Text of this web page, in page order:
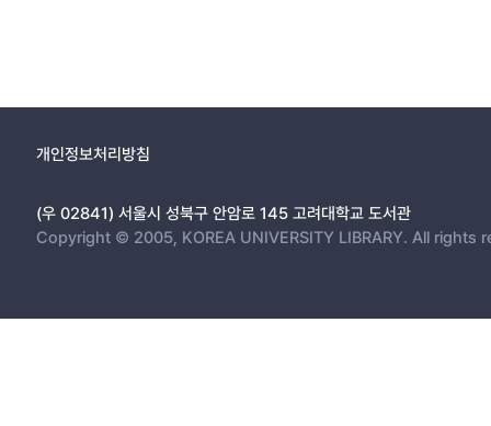
개인정보처리방침
(우 02841) 서울시 성북구 안암로 145 고려대학교 도서관
Copyright © 2005, KOREA UNIVERSITY LIBRARY. All rights